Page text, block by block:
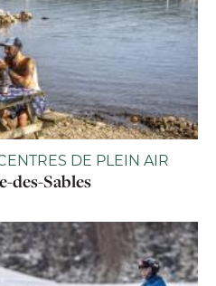
DE PLEIN AIR
des-Sables